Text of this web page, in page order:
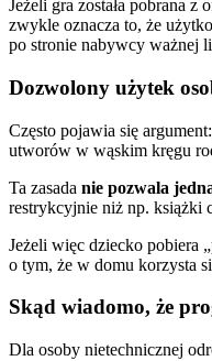
Jeżeli gra została pobrana
zwykle oznacza to, że
po stronie nabywcy ważnej
Dozwolony użytek
Często pojawia się
utworów w wąskim kręgu
Ta zasada nie pozwala
restrykcyjnie niż np. książki
Jeżeli więc dziecko pobiera
o tym, że w domu korzysta
Skąd wiadomo, że
Dla osoby nietechnicznej